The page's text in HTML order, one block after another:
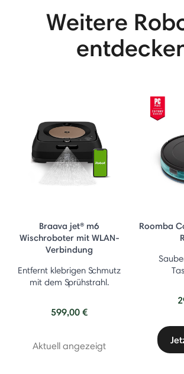
Weitere
Braava jet® m6
Wischroboter mit WLAN-
Verbindung
Entfernt klebrigen Schmutz
mit dem Sprühstrahl.
599,00 €
Aktuell angezeigt
Roomba